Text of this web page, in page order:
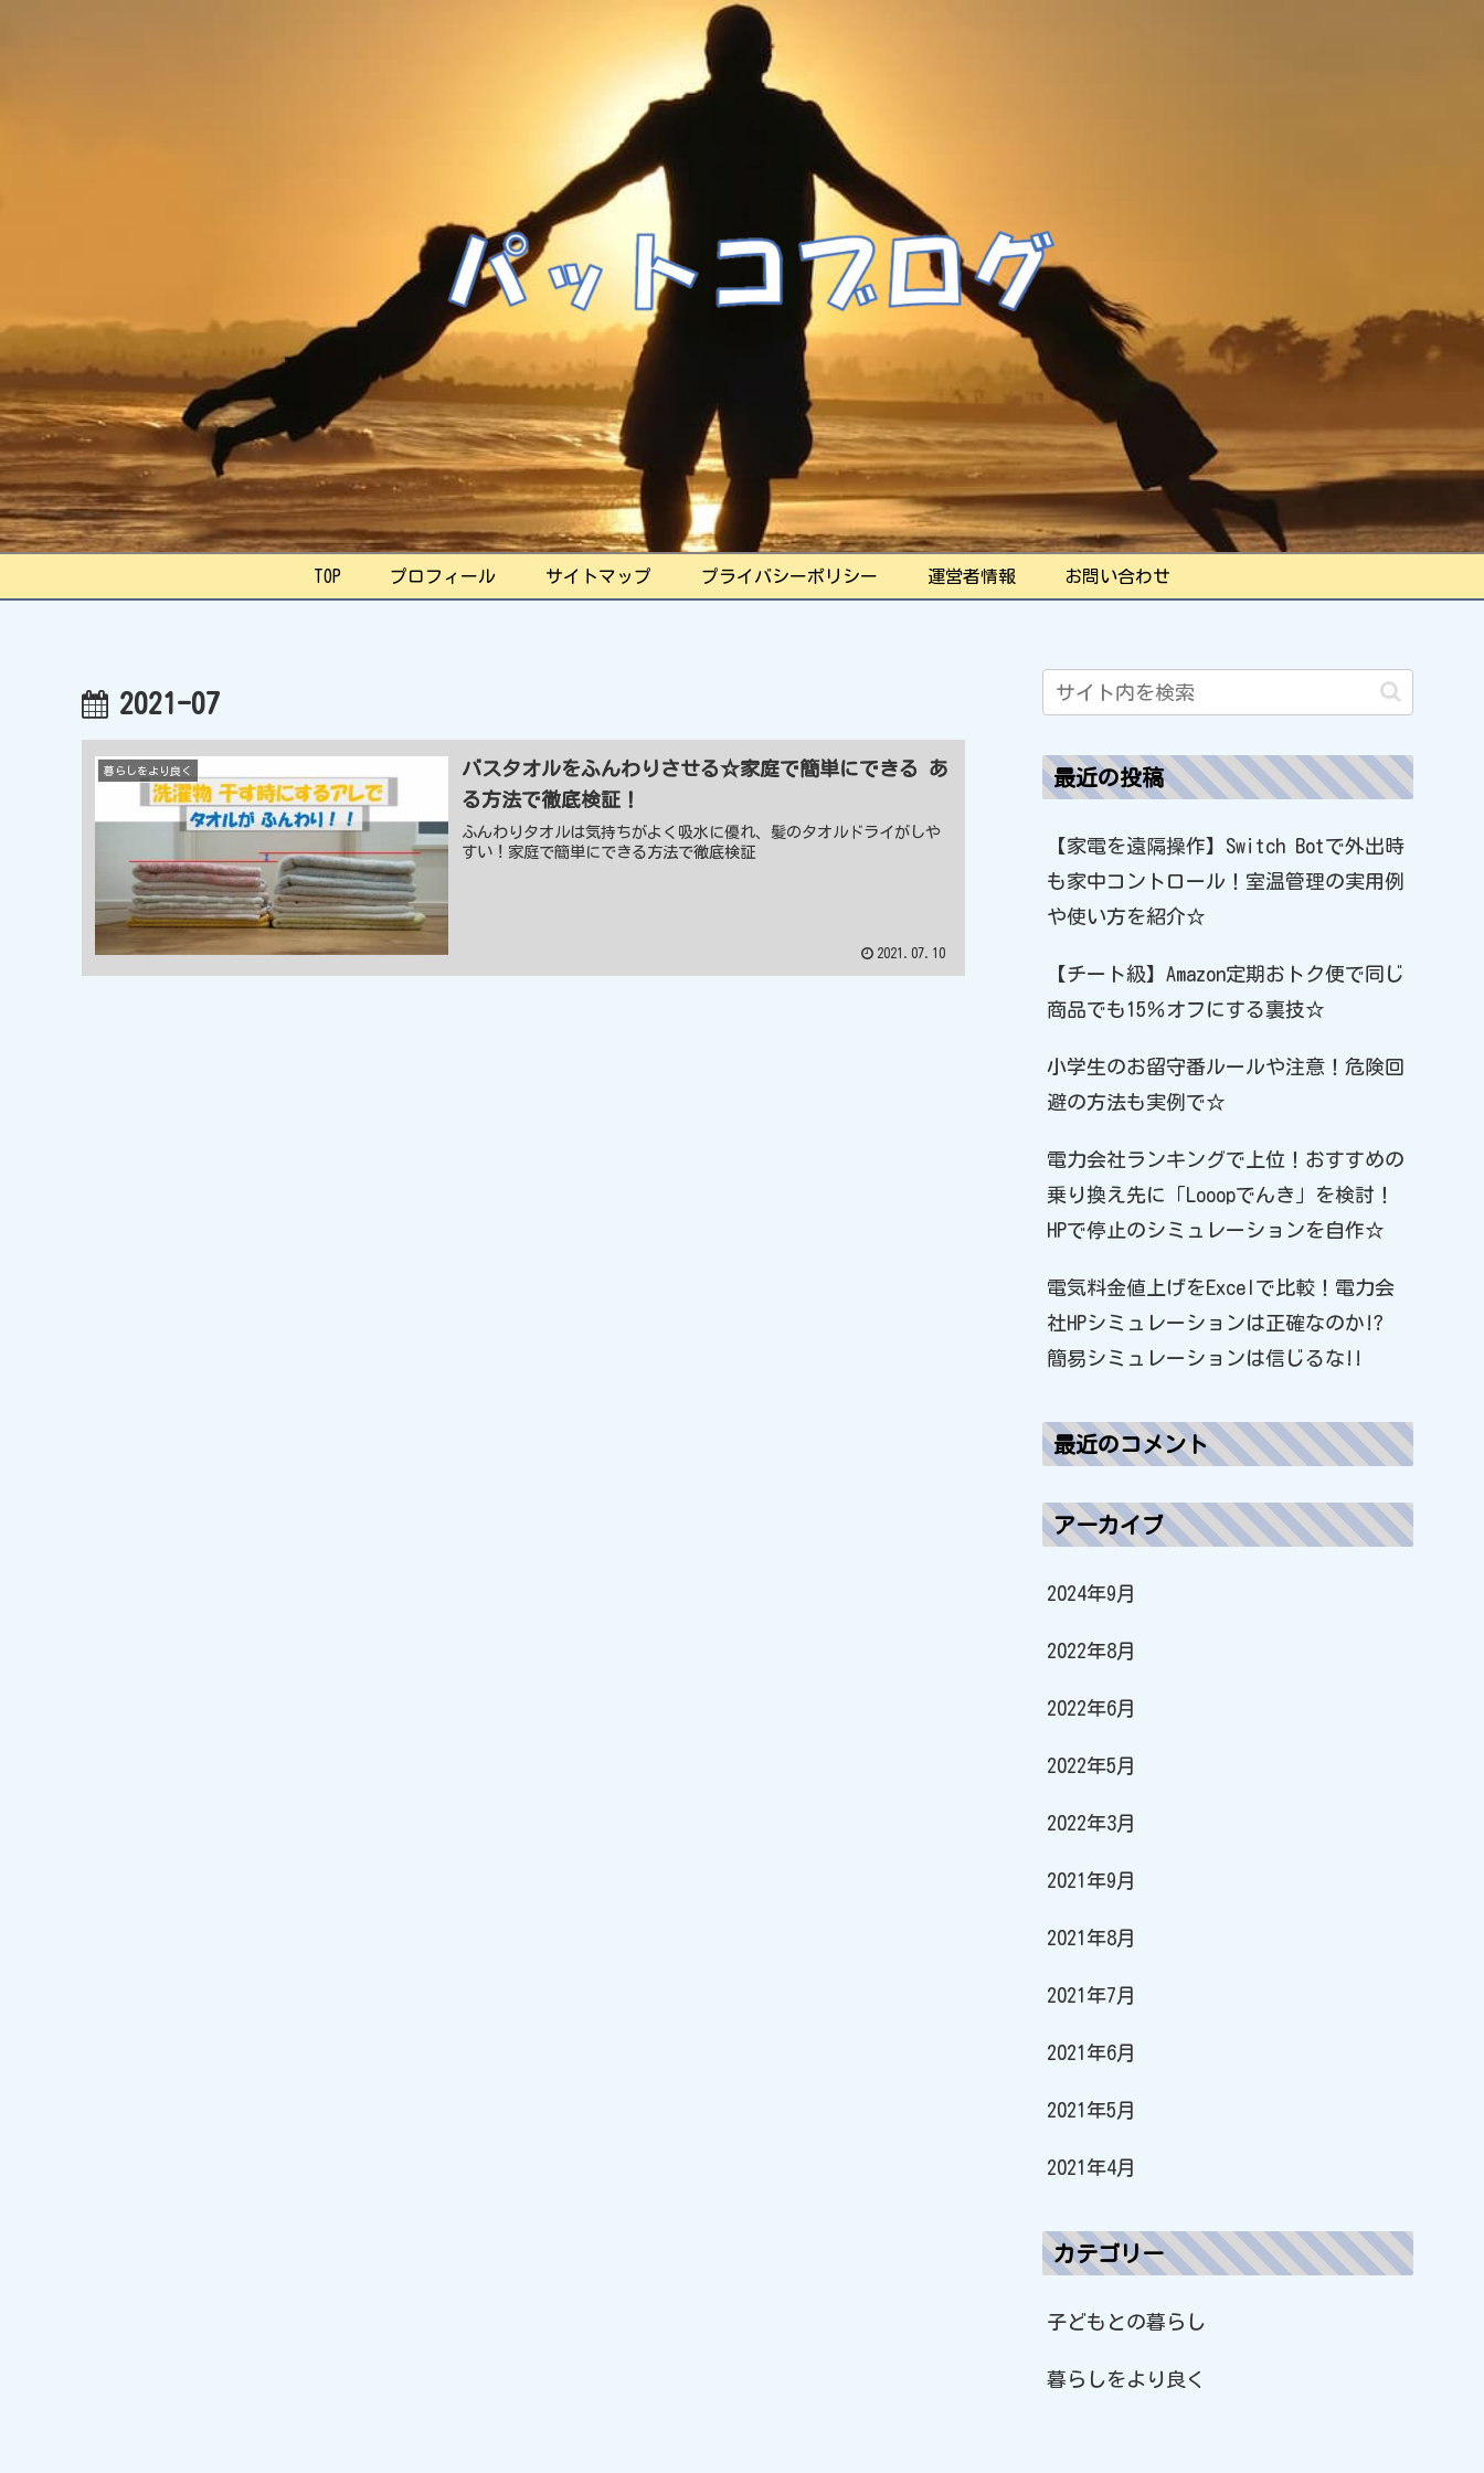
TOP プロフィール サイトマップ プライバシーポリシー 運営者情報 お問い合わせ
2021-07
暮らしをより良く
バスタオルをふんわりさせる☆家庭で簡単にできる あ
る方法で徹底検証！
ふんわりタオルは気持ちがよく吸水に優れ、髪のタオルドライがしや
すい！家庭で簡単にできる方法で徹底検証
2021.07.10
最近の投稿
【家電を遠隔操作】Switch Botで外出時
も家中コントロール！室温管理の実用例
や使い方を紹介☆
【チート級】Amazon定期おトク便で同じ
商品でも15％オフにする裏技☆
小学生のお留守番ルールや注意！危険回
避の方法も実例で☆
電力会社ランキングで上位！おすすめの
乗り換え先に「Looopでんき」を検討！
HPで停止のシミュレーションを自作☆
電気料金値上げをExcelで比較！電力会
社HPシミュレーションは正確なのか!?
簡易シミュレーションは信じるな!!
最近のコメント
アーカイブ
2024年9月
2022年8月
2022年6月
2022年5月
2022年3月
2021年9月
2021年8月
2021年7月
2021年6月
2021年5月
2021年4月
カテゴリー
子どもとの暮らし
暮らしをより良く